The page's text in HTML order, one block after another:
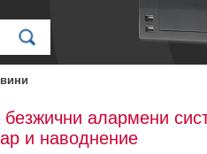
алармени
и наводнение